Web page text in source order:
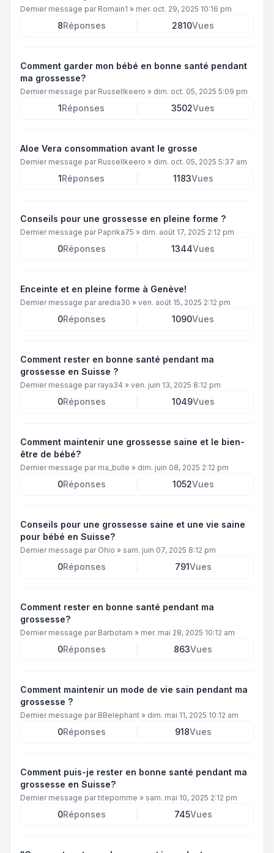
Dernier message par Romain1 » mer. oct. 29, 2025 10:16 pm
8Réponses 2810Vues
Comment garder mon bébé en bonne santé pendant
ma grossesse?
Dernier message par Russellkeero » dim. oct. 05, 2025 5:09 pm
1Réponses 3502Vues
Aloe Vera consommation avant le grosse
Dernier message par Russellkeero » dim. oct. 05, 2025 5:37 am
1Réponses 1183Vues
Conseils pour une grossesse en pleine forme ?
Dernier message par Paprika75 » dim. août 17, 2025 2:12 pm
0Réponses 1344Vues
Enceinte et en pleine forme à Genève!
Dernier message par aredia30 » ven. août 15, 2025 2:12 pm
0Réponses 1090Vues
Comment rester en bonne santé pendant ma
grossesse en Suisse ?
Dernier message par raya34 » ven. juin 13, 2025 8:12 pm
0Réponses 1049Vues
Comment maintenir une grossesse saine et le bien-
être de bébé?
Dernier message par ma_bulle » dim. juin 08, 2025 2:12 pm
0Réponses 1052Vues
Conseils pour une grossesse saine et une vie saine
pour bébé en Suisse?
Dernier message par Ohio » sam. juin 07, 2025 8:12 pm
0Réponses 791Vues
Comment rester en bonne santé pendant ma
grossesse?
Dernier message par Barbotam » mer. mai 28, 2025 10:12 am
0Réponses 863Vues
Comment maintenir un mode de vie sain pendant ma
grossesse ?
Dernier message par BBelephant » dim. mai 11, 2025 10:12 am
0Réponses 918Vues
Comment puis-je rester en bonne santé pendant ma
grossesse en Suisse?
Dernier message partitepomme » sam. mai 10, 2025 2:12 pm
0Réponses 745Vues